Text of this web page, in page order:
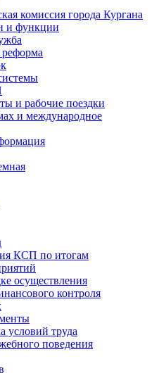
комиссия города Кургана
и функции
и рабочие поездки
и международное
КСП по итогам
осуществления
контроля
условий труда
поведения